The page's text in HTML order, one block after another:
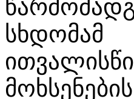
სხდომამ